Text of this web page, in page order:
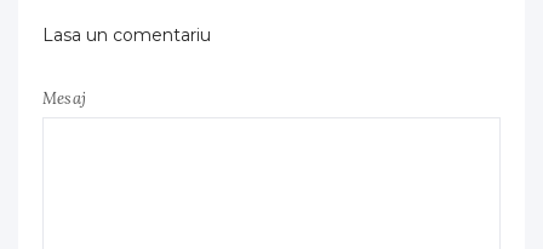
Lasa un comentariu
Mesaj